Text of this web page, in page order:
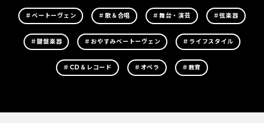
＃ベートーヴェン ＃歌＆合唱 ＃舞台・演芸 ＃弦楽器
＃鍵盤楽器 ＃おやすみベートーヴェン ＃ライフスタイル
＃CD＆レコード ＃オペラ ＃教育